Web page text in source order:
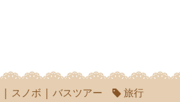
| スノボ |バスツアー 旅行